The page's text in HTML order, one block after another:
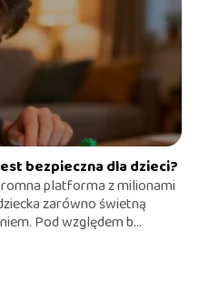
bezpieczna dla dzieci?
platforma z milionami
zarówno świetną
Pod względem b...